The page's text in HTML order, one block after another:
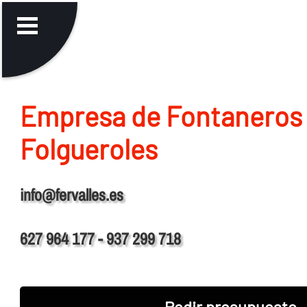
Empresa de
Folgueroles
info@fervalles.es
627 964 177 - 937 299 718